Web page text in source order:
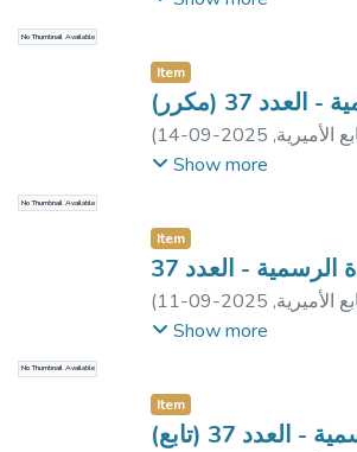
No Thumbnail Available
No Thumbnail Available
Item
37 (مكرر)
( الأميرية,
2025-09-14
جمهورية مصر العربية
Show more
No Thumbnail Available
Item
الرسمية - العدد 37
( الأميرية,
2025-09-11
مجلس الوزراء;رئيسShow more
Item
العدد 37 (تابع)